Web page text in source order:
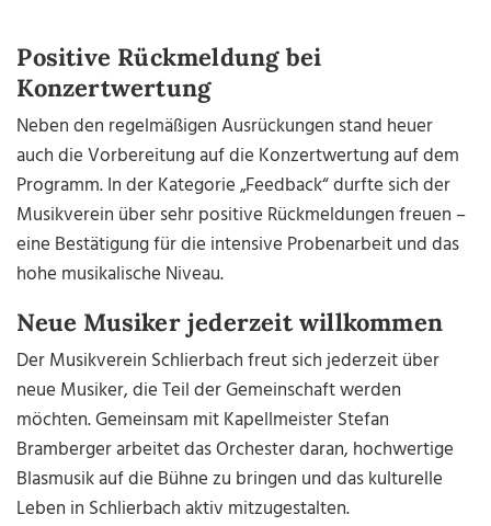
Positive Rückmeldung bei
Konzertwertung
Neben den regelmäßigen Ausrückungen stand heuer
auch die Vorbereitung auf die Konzertwertung auf dem
Programm. In der Kategorie „Feedback“ durfte sich der
Musikverein über sehr positive Rückmeldungen freuen –
eine Bestätigung für die intensive Probenarbeit und das
hohe musikalische Niveau.
Neue Musiker jederzeit willkommen
Der Musikverein Schlierbach freut sich jederzeit über
neue Musiker, die Teil der Gemeinschaft werden
möchten. Gemeinsam mit Kapellmeister Stefan
Bramberger arbeitet das Orchester daran, hochwertige
Blasmusik auf die Bühne zu bringen und das kulturelle
Leben in Schlierbach aktiv mitzugestalten.